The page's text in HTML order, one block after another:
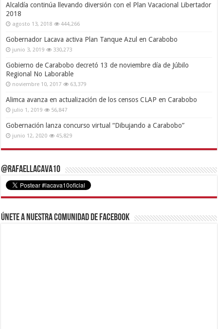
Alcaldía continúa llevando diversión con el Plan Vacacional Libertador
2018
agosto 13, 2018 444,266
Gobernador Lacava activa Plan Tanque Azul en Carabobo
junio 3, 2019 330,273
Gobierno de Carabobo decretó 13 de noviembre día de Júbilo
Regional No Laborable
noviembre 10, 2017 63,379
Alimca avanza en actualización de los censos CLAP en Carabobo
julio 1, 2019 56,847
Gobernación lanza concurso virtual “Dibujando a Carabobo”
junio 12, 2020 45,829
@RafaelLacava10
Únete a nuestra comunidad de Facebook